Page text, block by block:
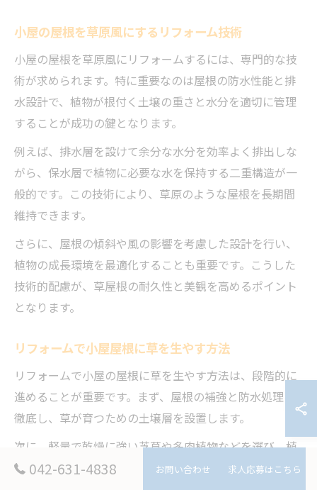
小屋の屋根を草原風にするリフォーム技術
小屋の屋根を草原風にリフォームするには、専門的な技
術が求められます。特に重要なのは屋根の防水性能と排
水設計で、植物が根付く土壌の重さと水分を適切に管理
することが成功の鍵となります。
例えば、排水層を設けて余分な水分を効率よく排出しな
がら、保水層で植物に必要な水を保持する二重構造が一
般的です。この技術により、草原のような屋根を長期間
維持できます。
さらに、屋根の傾斜や風の影響を考慮した設計を行い、
植物の成長環境を最適化することも重要です。こうした
技術的配慮が、草屋根の耐久性と美観を高めるポイント
となります。
リフォームで小屋屋根に草を生やす方法
リフォームで小屋の屋根に草を生やす方法は、段階的に
進めることが重要です。まず、屋根の補強と防水処理を
徹底し、草が育つための土壌層を設置します。
次に、軽量で乾燥に強い芝草や多肉植物などを選び、植
栽します。これらの植物はメンテナンスが比較的簡単
042-631-4838 お問い合わせ 求人応募はこちら